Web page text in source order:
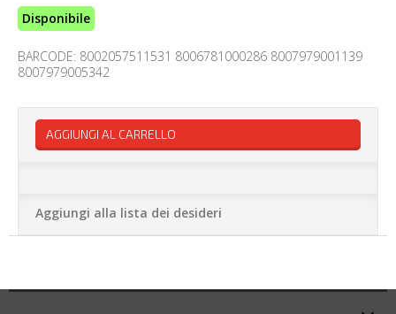
Disponibile
BARCODE: 8002057511531 8006781000286 8007979001139
8007979005342
AGGIUNGI AL CARRELLO
Aggiungi alla lista dei desideri